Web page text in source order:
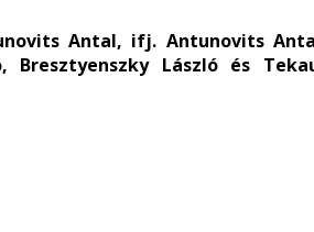
Antal, ifj. Antunovits
Bresztyenszky László és